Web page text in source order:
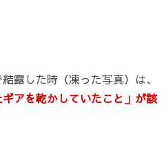
露した時（凍った写真）は、
ギアを乾かしていたこと」が該